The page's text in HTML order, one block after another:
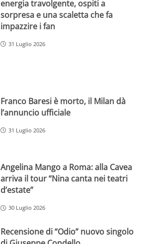
energia travolgente, ospiti a
sorpresa e una scaletta che fa
impazzire i fan
31 Luglio 2026
Franco Baresi è morto, il Milan dà
l’annuncio ufficiale
31 Luglio 2026
Angelina Mango a Roma: alla Cavea
arriva il tour “Nina canta nei teatri
d’estate”
30 Luglio 2026
Recensione di “Odio” nuovo singolo